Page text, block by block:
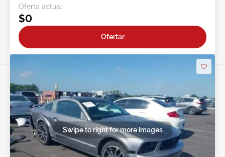
Oferta actual:
$0
Ofertar
Swipe to right for more images